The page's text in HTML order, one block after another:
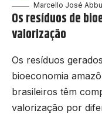
Marcello José
Os resíduos de
valorização
Os resíduos
bioeconomia
brasileiros têm
valorização por